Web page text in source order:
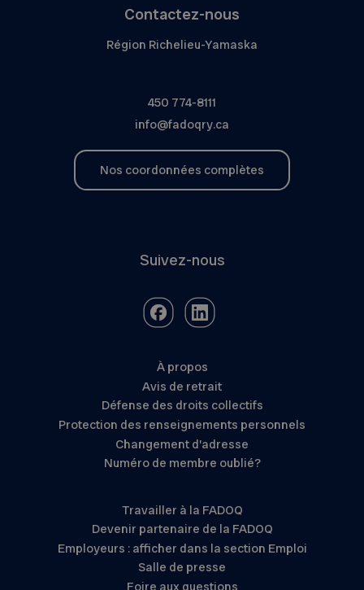
Contactez-nous
Région Richelieu-Yamaska
450 774-8111
info@fadoqry.ca
Nos coordonnées complètes
Suivez-nous
À propos
Avis de retrait
Défense des droits collectifs
Protection des renseignements personnels
Changement d’adresse
Numéro de membre oublié?
Travailler à la FADOQ
Devenir partenaire de la FADOQ
Employeurs : afficher dans la section Emploi
Salle de presse
Foire aux questions